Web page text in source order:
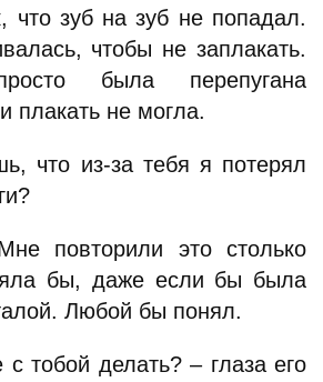
что зуб на зуб не попадал.
чтобы не заплакать.
была перепугана
плакать не могла.
что из-за тебя я потерял
повторили это столько
бы, даже если бы была
Любой бы понял.
тобой делать? – глаза его